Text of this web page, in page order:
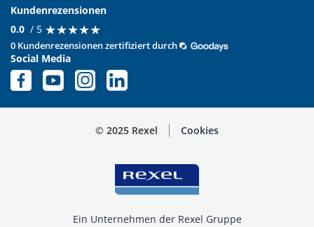
Kundenrezensionen
0.0 / 5 ★★★★★
★★★★★
0 Kundenrezensionen zertifiziert durch
Social Media
© 2025 Rexel Cookies
Ein Unternehmen der Rexel Gruppe